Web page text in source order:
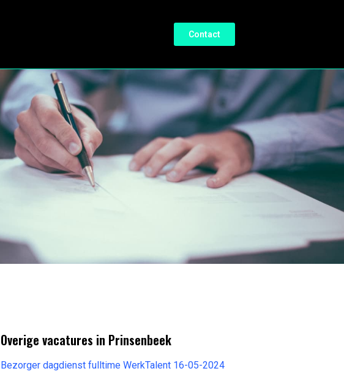
Contact
Overige vacatures in Prinsenbeek
Bezorger dagdienst fulltime WerkTalent 16-05-2024